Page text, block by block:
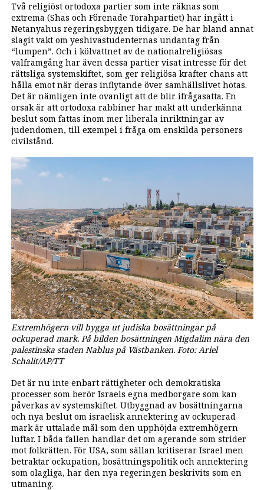
Två religiöst ortodoxa partier som inte räknas som
extrema (Shas och Förenade Torahpartiet) har ingått i
Netanyahus regeringsbyggen tidigare. De har bland annat
slagit vakt om yeshivastudenternas undantag från
“lumpen”. Och i kölvattnet av de nationalreligiösas
valframgång har även dessa partier visat intresse för det
rättsliga systemskiftet, som ger religiösa krafter chans att
hålla emot när deras inflytande över samhällslivet hotas.
Det är nämligen inte ovanligt att de blir ifrågasatta. En
orsak är att ortodoxa rabbiner har makt att underkänna
beslut som fattas inom mer liberala inriktningar av
judendomen, till exempel i fråga om enskilda personers
civilstånd.
Extremhögern vill bygga ut judiska bosättningar på
ockuperad mark. På bilden bosättningen Migdalim nära den
palestinska staden Nablus på Västbanken. Foto: Ariel
Schalit/AP/TT
Det är nu inte enbart rättigheter och demokratiska
processer som berör Israels egna medborgare som kan
påverkas av systemskiftet. Utbyggnad av bosättningarna
och nya beslut om israelisk annektering av ockuperad
mark är uttalade mål som den upphöjda extremhögern
luftar. I båda fallen handlar det om agerande som strider
mot folkrätten. För USA, som sällan kritiserar Israel men
betraktar ockupation, bosättningspolitik och annektering
som olagliga, har den nya regeringen beskrivits som en
utmaning.